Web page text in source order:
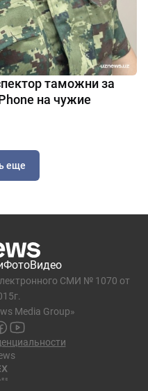
таможни за
на чужие
еще
ФотоВидео
СМИ № 1070 от
Media Group»